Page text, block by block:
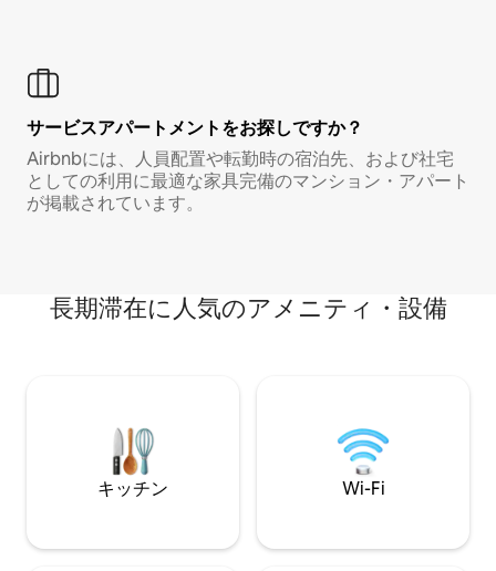
サービスアパートメントをお探しですか？
Airbnbには、人員配置や転勤時の宿泊先、および社宅
としての利用に最適な家具完備のマンション・アパート
が掲載されています。
長期滞在に人気のアメニティ・設備
キッチン Wi-Fi